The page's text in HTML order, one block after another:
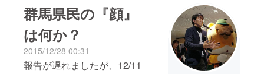
群馬県民の『顔』
は何か？
2015/12/28 00:31
報告が遅れましたが、12/11